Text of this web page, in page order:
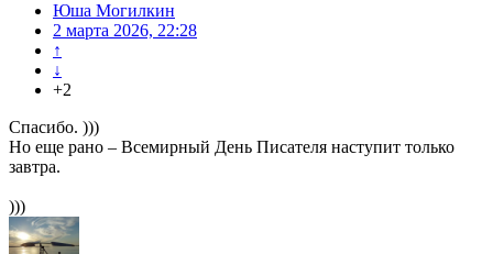
Юша Могилкин
2 марта 2026, 22:28
↑
↓
+2
Спасибо. )))
Но еще рано – Всемирный День Писателя наступит только
завтра.
)))